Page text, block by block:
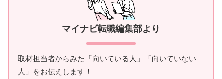
マイナビ転職編集部より
取材担当者からみた「向いている人」「向いていない
人」をお伝えします！